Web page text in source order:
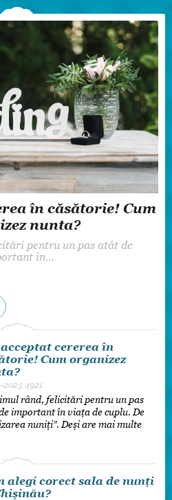
sala de nunți în
este unul dintre cele mai
momente…
cererea în
Cum organizez
2023 4921
rând, felicitări pentru un pas
important în viața de cuplu. De
nuniți”. Deși are mai multe
alegi corect sala de nunți